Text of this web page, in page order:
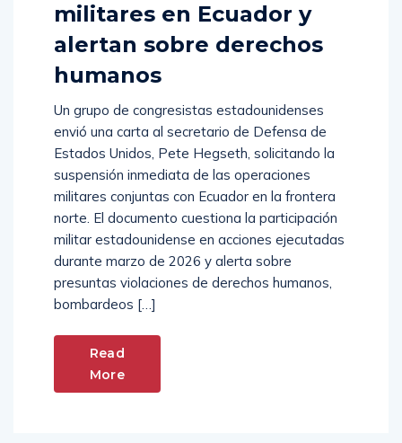
militares en Ecuador y
alertan sobre derechos
humanos
Un grupo de congresistas estadounidenses
envió una carta al secretario de Defensa de
Estados Unidos, Pete Hegseth, solicitando la
suspensión inmediata de las operaciones
militares conjuntas con Ecuador en la frontera
norte. El documento cuestiona la participación
militar estadounidense en acciones ejecutadas
durante marzo de 2026 y alerta sobre
presuntas violaciones de derechos humanos,
bombardeos […]
Read
More